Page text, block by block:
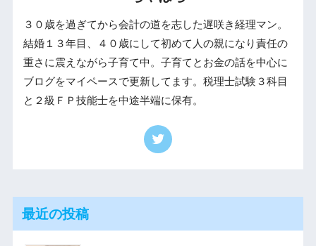
３０歳を過ぎてから会計の道を志した遅咲き経理マン。
結婚１３年目、４０歳にして初めて人の親になり責任の
重さに震えながら子育て中。子育てとお金の話を中心に
ブログをマイペースで更新してます。税理士試験３科目
と２級ＦＰ技能士を中途半端に保有。
最近の投稿